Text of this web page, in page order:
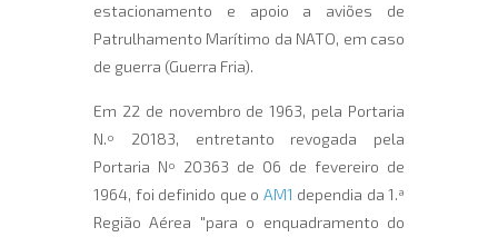
estacionamento e apoio a aviões de
Patrulhamento Marítimo da NATO, em caso
de guerra (Guerra Fria).
Em 22 de novembro de 1963, pela Portaria
N.º 20183, entretanto revogada pela
Portaria Nº 20363 de 06 de fevereiro de
1964, foi definido que o AM1 dependia da 1.ª
Região Aérea "para o enquadramento do